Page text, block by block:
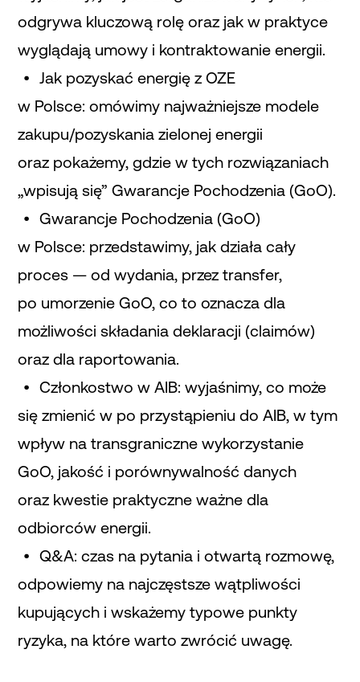
odgrywa kluczową rolę oraz jak w praktyce
wyglądają umowy i kontraktowanie energii.
Jak pozyskać energię z OZE
w Polsce: omówimy najważniejsze modele
zakupu/pozyskania zielonej energii
oraz pokażemy, gdzie w tych rozwiązaniach
„wpisują się” Gwarancje Pochodzenia (GoO).
Gwarancje Pochodzenia (GoO)
w Polsce: przedstawimy, jak działa cały
proces — od wydania, przez transfer,
po umorzenie GoO, co to oznacza dla
możliwości składania deklaracji (claimów)
oraz dla raportowania.
Członkostwo w AIB: wyjaśnimy, co może
się zmienić w po przystąpieniu do AIB, w tym
wpływ na transgraniczne wykorzystanie
GoO, jakość i porównywalność danych
oraz kwestie praktyczne ważne dla
odbiorców energii.
Q&A: czas na pytania i otwartą rozmowę,
odpowiemy na najczęstsze wątpliwości
kupujących i wskażemy typowe punkty
ryzyka, na które warto zwrócić uwagę.